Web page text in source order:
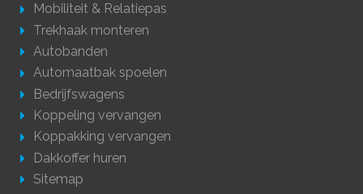
Mobiliteit & Relatiepas
Trekhaak monteren
Autobanden
Automaatbak spoelen
Bedrijfswagens
Koppeling vervangen
Koppakking vervangen
Dakkoffer huren
Sitemap